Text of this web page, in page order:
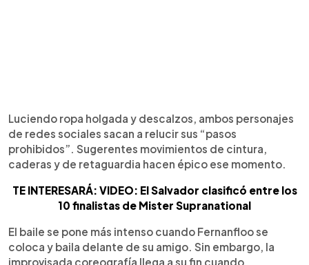
Luciendo ropa holgada y descalzos, ambos personajes
de redes sociales sacan a relucir sus “pasos
prohibidos”. Sugerentes movimientos de cintura,
caderas y de retaguardia hacen épico ese momento.
TE INTERESARÁ: VIDEO: El Salvador clasificó entre los
10 finalistas de Mister Supranational
El baile se pone más intenso cuando Fernanfloo se
coloca y baila delante de su amigo. Sin embargo, la
improvisada coreografía llega a su fin cuando